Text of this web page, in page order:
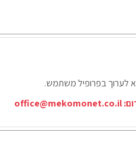
לערוך בפרופיל משתמש.
office@mekomonet.co.il